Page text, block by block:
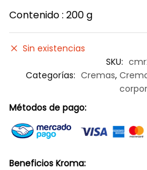
Contenido : 200 g
Sin existencias
SKU:
Categorías: Cremas,
Métodos de pago:
Beneficios Kroma: